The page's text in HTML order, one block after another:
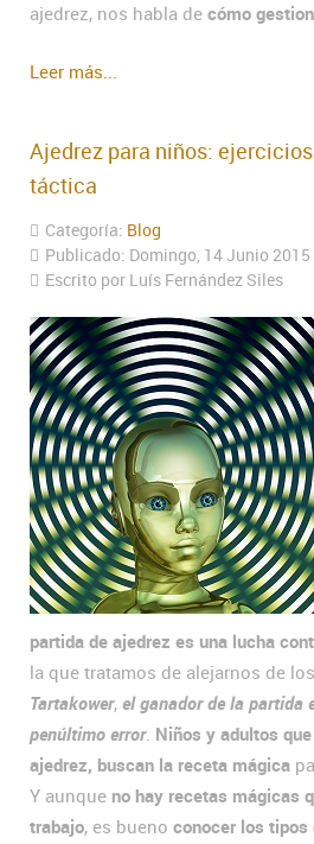
ajedrez, nos habla de cómo
Leer más...
Ajedrez para niños:
táctica
Categoría: Blog
Publicado: Domingo, 14 Junio 2015
Escrito por Luís Fernández Siles
partida de ajedrez es una lucha
la que tratamos de alejarnos de
Tartakower, el ganador de la partida
penúltimo error. Niños y adultos
ajedrez, buscan la receta mágica
Y aunque no hay recetas mágicas
trabajo, es bueno conocer los tipos